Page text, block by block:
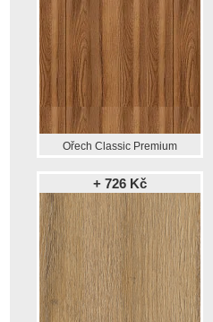
Ořech Classic Premium
+ 726 Kč